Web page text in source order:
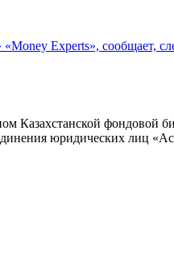
Experts», сообщает,
Казахстанской фондовой
юридических лиц